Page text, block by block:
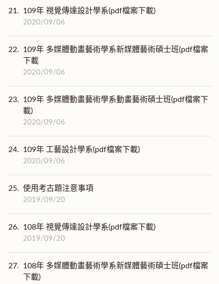
21. 109年 視覺傳達設計學系(pdf檔案下載)
2020/09/06
22.
109年 多媒體動畫藝術學系新媒體藝術碩士班(pdf檔案
下載
2020/09/06
23.
109年 多媒體動畫藝術學系動畫藝術碩士班(pdf檔案下
載)
2020/09/06
24. 109年 工藝設計學系(pdf檔案下載)
2020/09/06
25. 使用考古題注意事項
2019/09/20
26. 108年 視覺傳達設計學系(pdf檔案下載)
2019/09/20
27.
108年 多媒體動畫藝術學系新媒體藝術碩士班(pdf檔案
下載)